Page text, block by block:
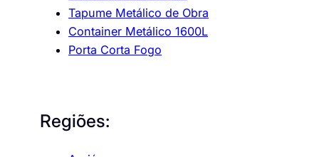
Tapume Metálico de Obra
Container Metálico 1600L
Porta Corta Fogo
Regiões: